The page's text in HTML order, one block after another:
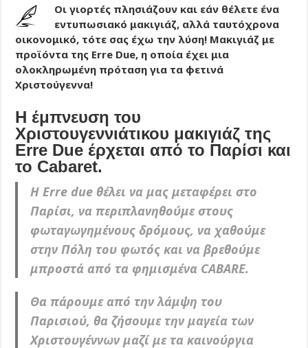
Οι γιορτές πλησιάζουν και εάν θέλετε ένα
εντυπωσιακό μακιγιάζ, αλλά ταυτόχρονα
οικονομικό, τότε σας έχω την λύση! Μακιγιάζ με
προϊόντα της Erre Due, η οποία έχει μια
ολοκληρωμένη πρόταση για τα φετινά
Χριστούγεννα!
Η έμπνευση του
Χριστουγεννιάτικου μακιγιάζ της
Erre Due έρχεται από το Παρίσι και
το Cabaret.
Η Erre due θέλει να μας μεταφέρει στο
Παρίσι, να περιπλανηθούμε στους
φωταγωγημένους δρόμους, να χαθούμε
στην Πόλη του φωτός και να βρεθούμε
μπροστά από τα φημισμένα CABARE.
Θα πάρουμε από την λάμψη του
Παρισιού, θα ζήσουμε την μαγεία των
Χριστουγέννων μαζί με τα καινούργια